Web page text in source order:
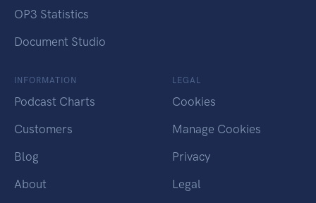
OP3 Statistics
Document Studio
INFORMATION
Podcast Charts
Customers
Blog
About
LEGAL
Cookies
Manage Cookies
Privacy
Legal